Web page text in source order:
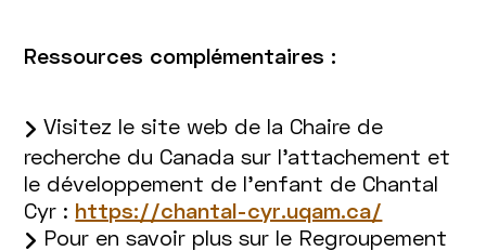
Ressources complémentaires :
Visitez le site web de la Chaire de
recherche du Canada sur l’attachement et
le développement de l’enfant de Chantal
Cyr : https://chantal-cyr.uqam.ca/
Pour en savoir plus sur le Regroupement